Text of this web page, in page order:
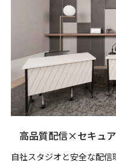
高品質配信×セキュ
自社スタジオと安全な配